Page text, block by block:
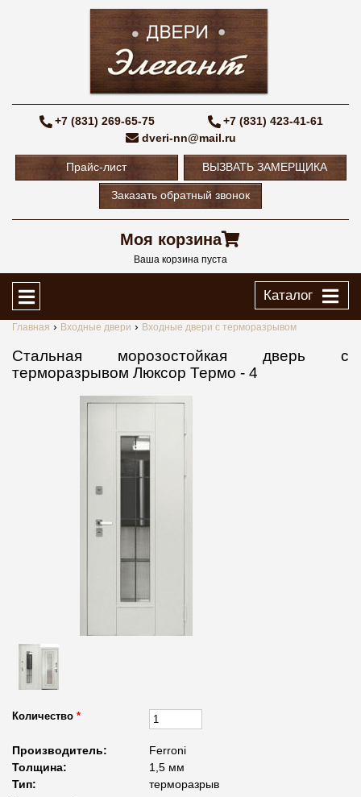
+7 (831) 269-65-75
+7 (831) 423-41-61
dveri-nn@mail.ru
Прайс-лист ВЫЗВАТЬ ЗАМЕРЩИКА
Заказать обратный звонок
Моя корзина
Ваша корзина пуста
Каталог
Главная Входные двери Входные двери с терморазрывом
Стальная морозостойкая дверь с
терморазрывом Люксор Термо - 4
Количество *
Производитель:
Ferroni
Толщина:
1,5 мм
Тип:
терморазрыв